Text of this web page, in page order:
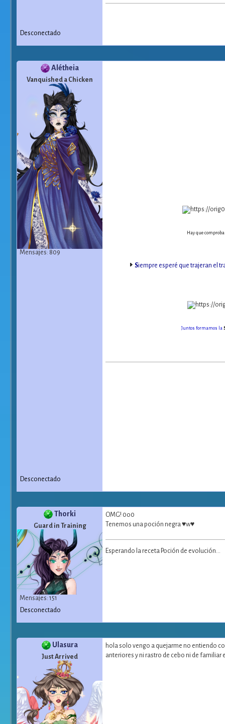
Desconectado
Alétheia
Vanquished a Chicken
Mensajes: 809
Hay que
Siempre esperé que trajeran el
Juntos formamos la
Desconectado
Thorki
Guard in Training
Mensajes: 151
OMG! 0o0
Tenemos una poción negra ♥w♥
Esperando la receta Poción de evolución...
Desconectado
Ulasura
Just Arrived
hola solo vengo a quejarme no entiendo
anteriores y ni rastro de cebo ni de